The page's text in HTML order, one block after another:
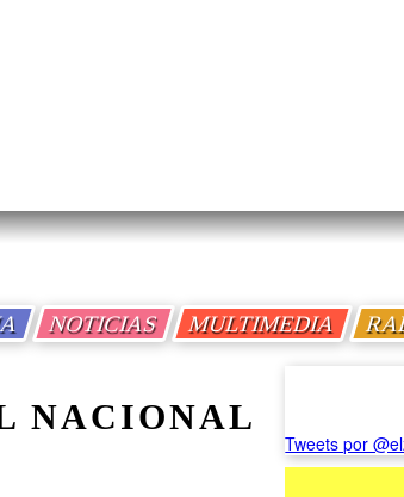
NOTICIAS MULTIMEDIA
NACIONAL
Tweets por